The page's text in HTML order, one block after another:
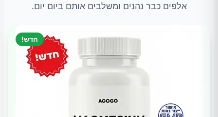
אלפים כבר נהנים ומשלבים אותם ביום יום.
חדש!